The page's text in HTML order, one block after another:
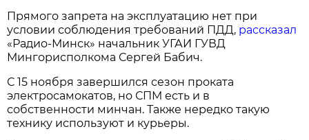
Прямого запрета на эксплуатацию нет при
условии соблюдения требований ПДД, рассказал
«Радио-Минск» начальник УГАИ ГУВД
Мингорисполкома Сергей Бабич.
С 15 ноября завершился сезон проката
электросамокатов, но СПМ есть и в
собственности минчан. Также нередко такую
технику используют и курьеры.